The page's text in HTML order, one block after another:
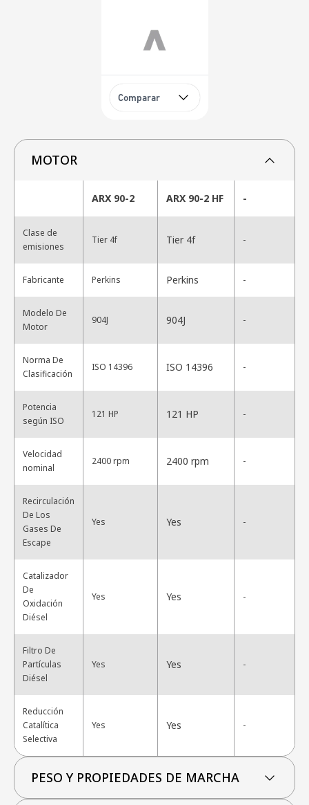
Comparar
MOTOR
ARX 90-2 ARX 90-2 HF -
Clase de
emisiones
Tier 4f Tier 4f -
Fabricante Perkins Perkins -
Modelo De
Motor
904J 904J -
Norma De
Clasificación
ISO 14396 ISO 14396 -
Potencia
según ISO
121 HP 121 HP -
Velocidad
nominal
2400 rpm 2400 rpm -
Recirculación
De Los
Gases De
Escape
Yes Yes -
Catalizador
De
Oxidación
Diésel
Yes Yes -
Filtro De
Partículas
Diésel
Yes Yes -
Reducción
Catalítica
Selectiva
Yes Yes -
PESO Y PROPIEDADES DE MARCHA